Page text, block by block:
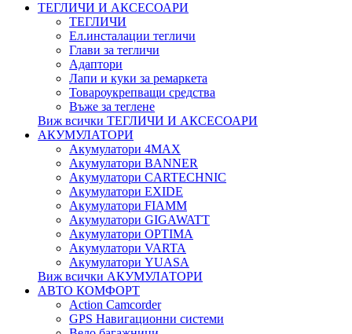
ТЕГЛИЧИ И АКСЕСОАРИ
ТЕГЛИЧИ
Eл.инсталации тегличи
Глави за тегличи
Адаптори
Лапи и куки за ремаркета
Товароукрепващи средства
Въже за теглене
Виж всички ТЕГЛИЧИ И АКСЕСОАРИ
АКУМУЛАТОРИ
Акумулатори 4MAX
Акумулатори BANNER
Акумулатори CARTECHNIC
Акумулатори EXIDE
Акумулатори FIAMM
Акумулатори GIGAWATT
Акумулатори OPTIMA
Акумулатори VARTA
Акумулатори YUASA
Виж всички АКУМУЛАТОРИ
АВТО КОМФОРТ
Action Camcorder
GPS Навигационни системи